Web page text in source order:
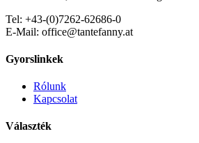
Tel: +43-(0)7262-62686-0
E-Mail: office@tantefanny.at
Gyorslinkek
Rólunk
Kapcsolat
Választék